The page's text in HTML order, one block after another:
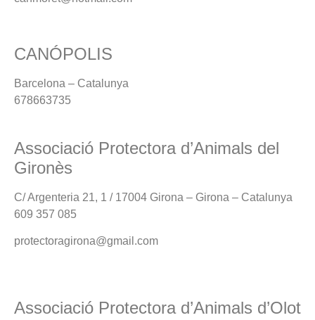
CANÓPOLIS
Barcelona – Catalunya
678663735
Associació Protectora d’Animals del
Gironès
C/ Argenteria 21, 1 / 17004 Girona – Girona – Catalunya
609 357 085
protectoragirona@gmail.com
Associació Protectora d’Animals d’Olot